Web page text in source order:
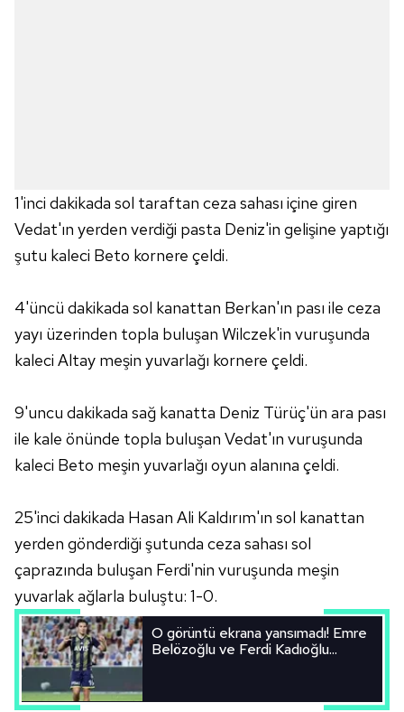
1'inci dakikada sol taraftan ceza sahası içine giren
Vedat'ın yerden verdiği pasta Deniz'in gelişine yaptığı
şutu kaleci Beto kornere çeldi.
4'üncü dakikada sol kanattan Berkan'ın pası ile ceza
yayı üzerinden topla buluşan Wilczek'in vuruşunda
kaleci Altay meşin yuvarlağı kornere çeldi.
9'uncu dakikada sağ kanatta Deniz Türüç'ün ara pası
ile kale önünde topla buluşan Vedat'ın vuruşunda
kaleci Beto meşin yuvarlağı oyun alanına çeldi.
25'inci dakikada Hasan Ali Kaldırım'ın sol kanattan
yerden gönderdiği şutunda ceza sahası sol
çaprazında buluşan Ferdi'nin vuruşunda meşin
yuvarlak ağlarla buluştu: 1-0.
O görüntü ekrana yansımadı! Emre
Belözoğlu ve Ferdi Kadıoğlu...